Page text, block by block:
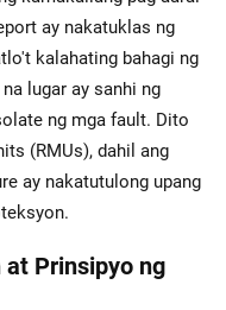
ay nakatuklas ng
kalahating bahagi ng
lugar ay sanhi ng
ng mga fault. Dito
(RMUs), dahil ang
ay nakatutulong upang
at Prinsipyo ng